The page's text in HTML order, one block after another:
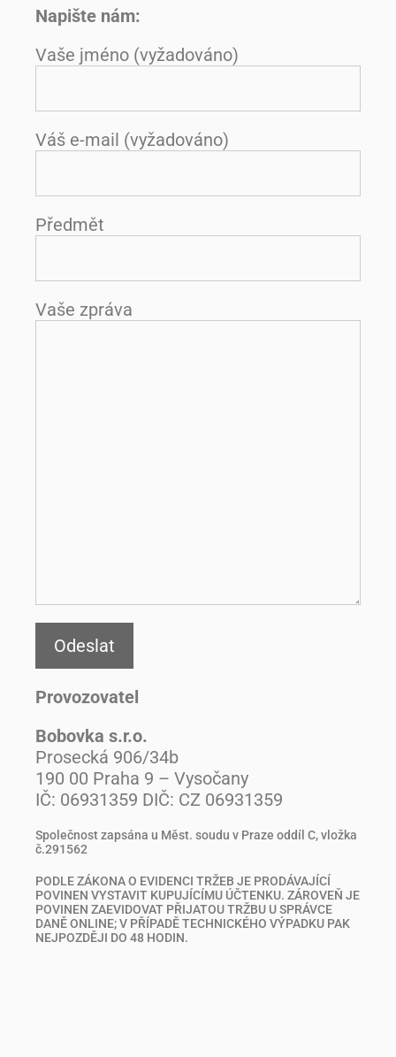
Napište nám:
Vaše jméno (vyžadováno)
Váš e-mail (vyžadováno)
Předmět
Vaše zpráva
Provozovatel
Bobovka s.r.o.
Prosecká 906/34b
190 00 Praha 9 – Vysočany
IČ: 06931359 DIČ: CZ 06931359
Společnost zapsána u Měst. soudu v Praze oddíl C, vložka
č.291562
PODLE ZÁKONA O EVIDENCI TRŽEB JE PRODÁVAJÍCÍ
POVINEN VYSTAVIT KUPUJÍCÍMU ÚČTENKU. ZÁROVEŇ JE
POVINEN ZAEVIDOVAT PŘIJATOU TRŽBU U SPRÁVCE
DANĚ ONLINE; V PŘÍPADĚ TECHNICKÉHO VÝPADKU PAK
NEJPOZDĚJI DO 48 HODIN.